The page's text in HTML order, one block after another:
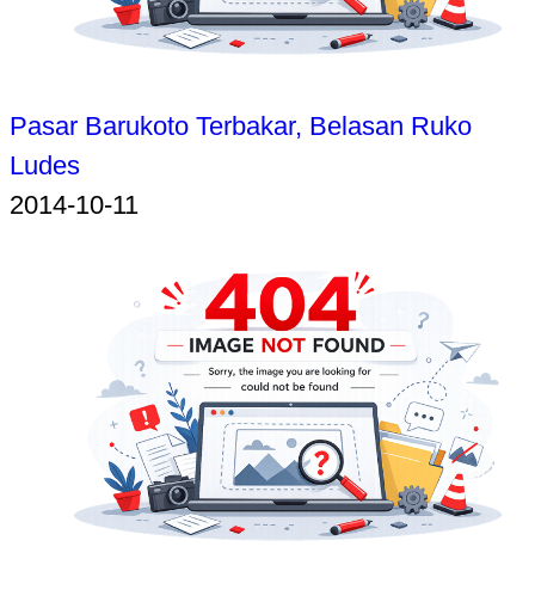
Pasar Barukoto Terbakar, Belasan Ruko
Ludes
2014-10-11